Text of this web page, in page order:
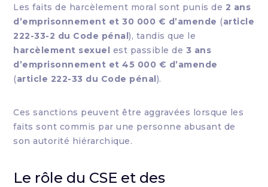
Les faits de harcèlement moral sont punis de 2 ans
d’emprisonnement et 30 000 € d’amende (article
222-33-2 du Code pénal), tandis que le
harcèlement sexuel est passible de 3 ans
d’emprisonnement et 45 000 € d’amende
(article 222-33 du Code pénal).
Ces sanctions peuvent être aggravées lorsque les
faits sont commis par une personne abusant de
son autorité hiérarchique.
Le rôle du CSE et des